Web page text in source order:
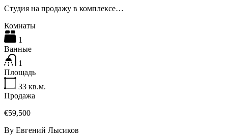
Студия на продажу в комплексе…
Комнаты
1
Ванные
1
Площадь
33 кв.м.
Продажа
€59,500
By Евгений Лысиков